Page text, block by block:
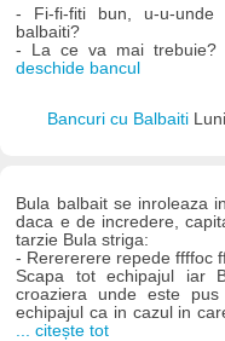
- Fi-fi-fiti bun, u-u-unde
balbaiti?
- La ce va mai trebuie?
deschide bancul
Bancuri cu Balbaiti
Bula balbait se inroleaza
daca e de incredere,
tarzie Bula striga:
- Rerererere repede ffffoc
Scapa tot echipajul iar
croaziera unde este
echipajul ca in cazul in
... citește tot